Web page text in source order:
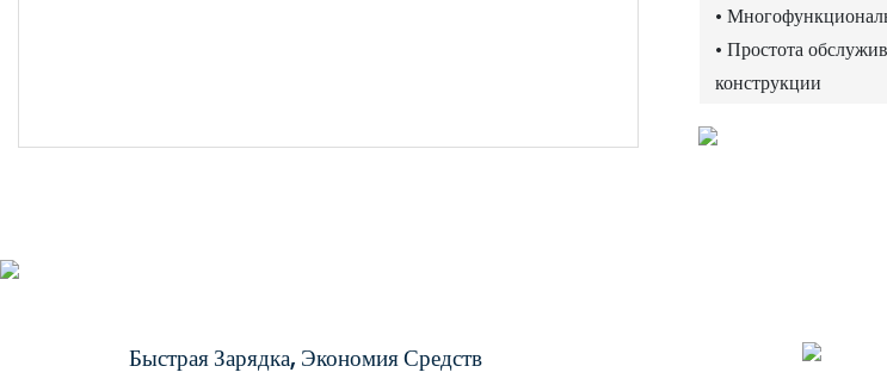
•
• Простота
конструкции
Быстрая Зарядка, Экономия Средств